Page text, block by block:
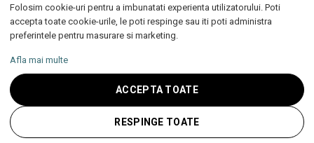
Autoritatea Națională pentru Protecția Consumatorilor
Copyright © 2026 UNIC SPOT RO S.R.L.
CUI: RO 13753590, Reg. Com. J200100027208
Folosim cookie-uri pentru a imbunatati experienta utilizatorului. Poti
accepta toate cookie-urile, le poti respinge sau iti poti administra
preferintele pentru masurare si marketing.
Afla mai multe
ACCEPTA TOATE
RESPINGE TOATE